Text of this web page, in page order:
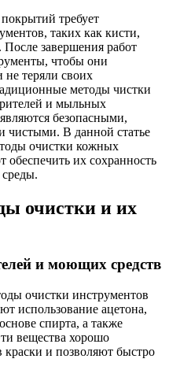
требует
таких как кисти,
завершения работ
чтобы они
теряли своих
методы чистки
и мыльных
безопасными,
чистыми. В данной статье
очистки кожных
их сохранность
очистки и их
и моющих средств
очистки инструментов
использование ацетона,
спирта, а также
вещества хорошо
и позволяют быстро